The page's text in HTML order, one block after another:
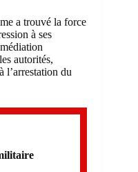
a trouvé la force
à ses
autorités,
l’arrestation du